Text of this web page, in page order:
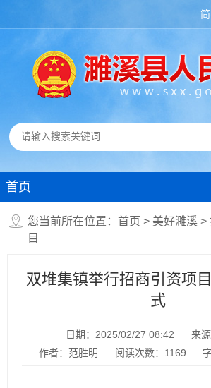
简
首页
您当前所在位置： 首页 > 美好濉溪 >
目
双堆集镇举行招商引资项
式
日期：2025/02/27 08:42
来
作者：范胜明
阅读次数： 1169